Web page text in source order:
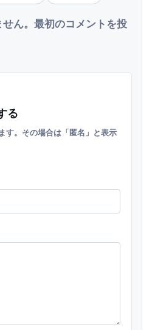
ん。最初のコメントを投
る
す。その場合は「匿名」と表示